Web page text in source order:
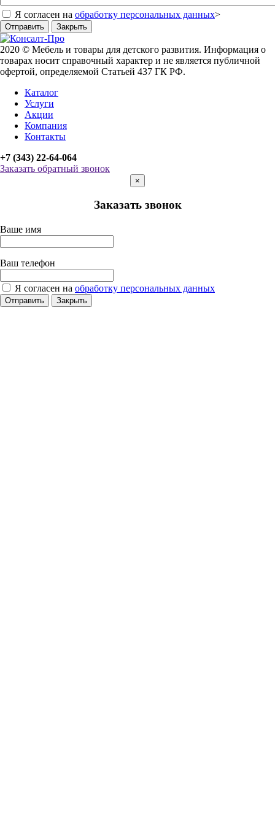
Я согласен на обработку персональных данных>
Отправить Закрыть
2020 © Мебель и товары для детского развития. Информация о
товарах носит справочный характер и не является публичной
офертой, определяемой Статьей 437 ГК РФ.
Каталог
Услуги
Акции
Компания
Контакты
+7 (343) 22-64-064
Заказать обратный звонок
×
Заказать звонок
Ваше имя
Ваш телефон
Я согласен на обработку персональных данных
Отправить Закрыть